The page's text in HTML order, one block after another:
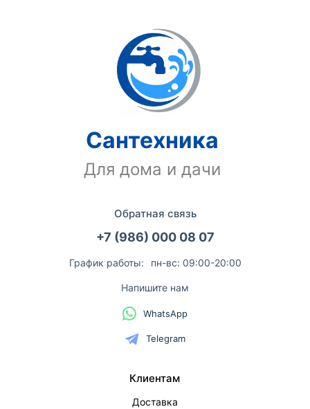
Сантехника
Для дома и дачи
Обратная связь
+7 (986) 000 08 07
График работы: пн-вс: 09:00-20:00
Напишите нам
WhatsApp
Telegram
Клиентам
Доставка